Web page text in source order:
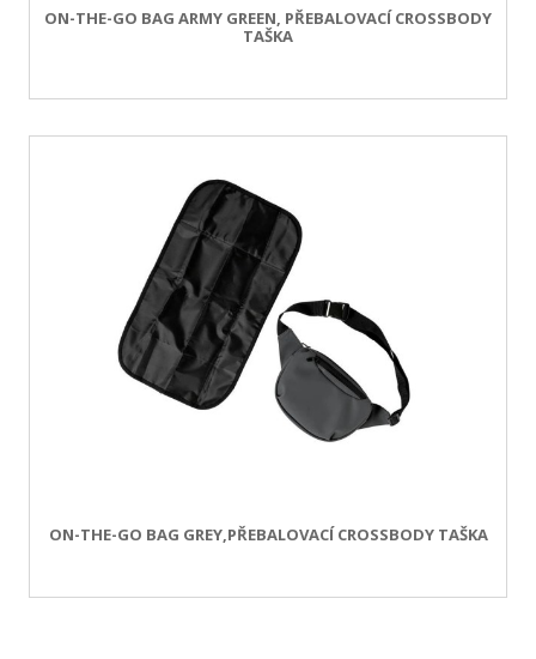
ON-THE-GO BAG ARMY GREEN, PŘEBALOVACÍ CROSSBODY
TAŠKA
ON-THE-GO BAG GREY,PŘEBALOVACÍ CROSSBODY TAŠKA